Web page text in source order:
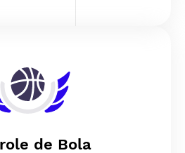
de Bola